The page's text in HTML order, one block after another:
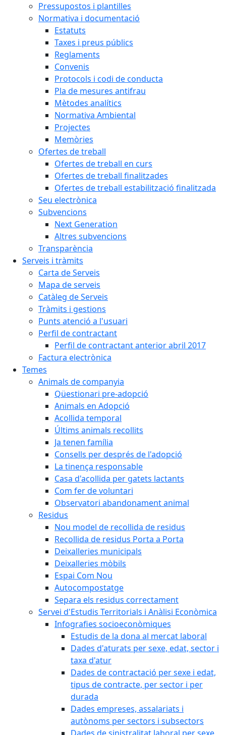
Pressupostos i plantilles
Normativa i documentació
Estatuts
Taxes i preus públics
Reglaments
Convenis
Protocols i codi de conducta
Pla de mesures antifrau
Mètodes analítics
Normativa Ambiental
Projectes
Memòries
Ofertes de treball
Ofertes de treball en curs
Ofertes de treball finalitzades
Ofertes de treball estabilització finalitzada
Seu electrònica
Subvencions
Next Generation
Altres subvencions
Transparència
Serveis i tràmits
Carta de Serveis
Mapa de serveis
Catàleg de Serveis
Tràmits i gestions
Punts atenció a l'usuari
Perfil de contractant
Perfil de contractant anterior abril 2017
Factura electrònica
Temes
Animals de companyia
Qüestionari pre-adopció
Animals en Adopció
Acollida temporal
Últims animals recollits
Ja tenen família
Consells per després de l'adopció
La tinença responsable
Casa d'acollida per gatets lactants
Com fer de voluntari
Observatori abandonament animal
Residus
Nou model de recollida de residus
Recollida de residus Porta a Porta
Deixalleries municipals
Deixalleries mòbils
Espai Com Nou
Autocompostatge
Separa els residus correctament
Servei d'Estudis Territorials i Anàlisi Econòmica
Infografies socioeconòmiques
Estudis de la dona al mercat laboral
Dades d'aturats per sexe, edat, sector i
taxa d'atur
Dades de contractació per sexe i edat,
tipus de contracte, per sector i per
durada
Dades empreses, assalariats i
autònoms per sectors i subsectors